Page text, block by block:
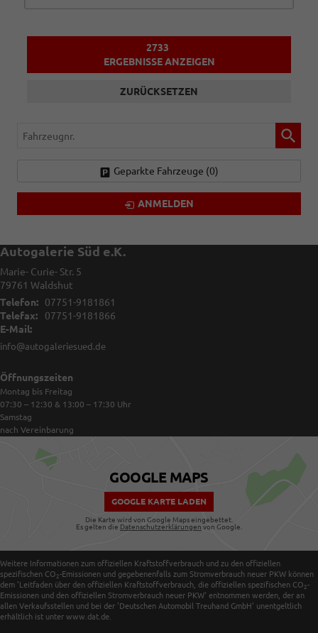
2733
ERGEBNISSE ANZEIGEN
ZURÜCKSETZEN
Fahrzeugnr.
Geparkte Fahrzeuge (0)
ANMELDEN
Autogalerie Süd e.K.
Marie- Curie- Str. 5
79761 Waldshut
Telefon:
07751-9181861
Telefax:
07751-9181866
E-Mail:
info@autogaleriesued.de
Öffnungszeiten
Montag bis Freitag
07:30 – 12:30 & 13:00 – 17:30 Uhr
Samstag
nach Vereinbarung
GOOGLE MAPS
GOOGLE KARTE LADEN
Die Karte wird von Google Maps eingebettet.
Es gelten die Datenschutzerklärungen von Google.
Weitere Informationen zum offiziellen Kraftstoffverbrauch und zu den offiziellen
spezifischen CO 2-Emissionen und gegebenenfalls zum Stromverbrauch neuer PKW können
dem 'Leitfaden über den offiziellen Kraftstoffverbrauch, die offiziellen spezifischen CO 2-
Emissionen und den offiziellen Stromverbrauch neuer PKW' entnommen werden, der an
allen Verkaufsstellen und bei der 'Deutschen Automobil Treuhand GmbH' unentgeltlich
erhältlich ist unter www.dat.de.